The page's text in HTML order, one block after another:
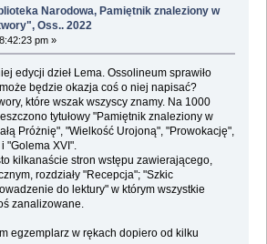
Narodowa, Pamiętnik znaleziony w
Oss.. 2022
pm »
edycji dzieł Lema. Ossolineum sprawiło
będzie okazja coś o niej napisać?
które wszak wszyscy znamy. Na 1000
tytułowy "Pamiętnik znaleziony w
Próżnię", "Wielkość Urojoną", "Prowokację",
"Golema XVI".
kilkanaście stron wstępu zawierającego,
rozdziały "Recepcja"; "Szkic
do lektury" w którym wszystkie
zanalizowane.
egzemplarz w rękach dopiero od kilku